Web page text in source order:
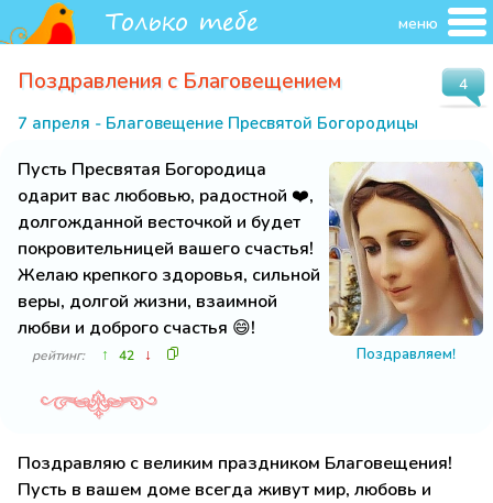
меню
4
Поздравления с Благовещением
7 апреля - Благовещение Пресвятой Богородицы
Поздравляем!
Пусть Пресвятая Богородица
одарит вас любовью, радостной ❤️,
долгожданной весточкой и будет
покровительницей вашего счастья!
Желаю крепкого здоровья, сильной
веры, долгой жизни, взаимной
любви и доброго счастья 😄!
рейтинг: ↑ 42 ↓
Поздравляю с великим праздником Благовещения!
Пусть в вашем доме всегда живут мир, любовь и